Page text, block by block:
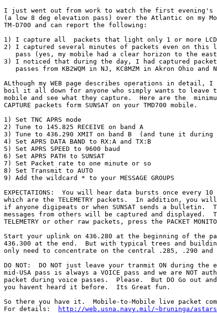
I just went out from work to watch the first evening's
(a low 8 deg elevation pass) over the Atlantic on my
TM-D700 and can report the following:
1) I capture all  packets that light only 1 or more LCD
2) I captured several minutes of packets even on this
pass (yes, my mobile had a clear horizon to the
3) I noticed that during the day, I had captured
passes from KB2WQM in NJ, KC8MZM in Akron Ohio and
ALthough my WEB page describes operations in detail,
boil it all down for anyone who simply wants to
mobile and see what they capture.  Here are the
CAPTURE packets form SUNSAT on your TMD700 mobile.
1) Set TNC APRS mode
2) Tune to 145.825 RECEIVE on band A
3) Tune to 436.290 XMIT on band B  (and tune it during
4) Set APRS DATA BAND to RX:A and TX:B
5) Set APRS SPEED to 9600 baud
6) Set APRS PATH to SUNSAT
7) Set Packet rate to one minute or so
8) Set Transmit to AUTO
9) Add the wildcard * to your MESSAGE GROUPS
EXPECTATIONS:  You will hear data bursts once every 10
which are the TELEMETRY packets.  In addition, you
if anyone digipeats or when SUNSAT sends a bulletin.
messages from others will be captured and displayed.
TELEMETRY or other raw packets, press the PACKET
Start your uplink on 436.280 at the beginning of the
436.300 at the end.  But with typical trees and
only need to concentrate on the central .285, .290
DO NOT:  DO NOT just leave your tranmit ON during the
mid-USA pass is always a VOICE pass and we are NOT
packet during voice passes.  Please.  But DO Go out
you havent heard it before.  Its Great fun.
So there you have it.  Mobile-to-Mobile live packet
For details:
http://web.usna.navy.mil/~bruninga/